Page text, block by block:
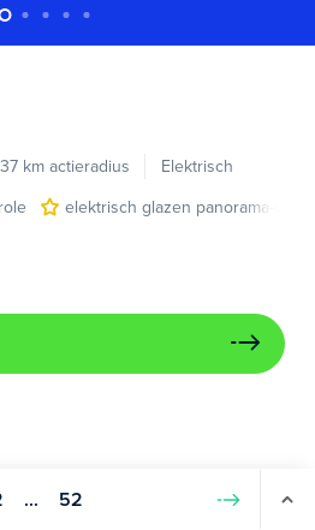
km actieradius
Elektrisch
elektrisch glazen panorama-dak
... 52 Volgende